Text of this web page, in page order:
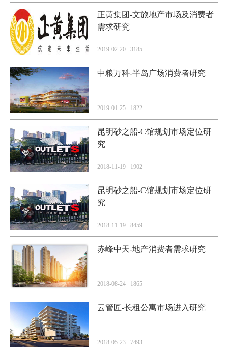
正黄集团-文旅地产市场及消费者
需求研究
2019-02-20 3185
中粮万科-半岛广场消费者研究
2019-01-25 1822
昆明砂之船-C馆规划市场定位研
究
2018-11-19 1902
昆明砂之船-C馆规划市场定位研
究
2018-11-19 8459
赤峰中天-地产消费者需求研究
2018-08-24 1865
云管匠-长租公寓市场进入研究
2018-05-23 7493